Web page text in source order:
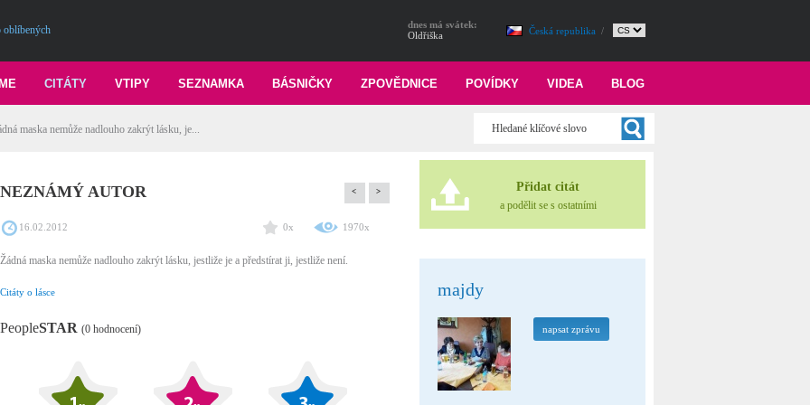
oblíbených Česká republika /
dnes má svátek:
Oldřiška
BLOG
VIDEA
POVÍDKY
ZPOVĚDNICE
BÁSNIČKY
SEZNAMKA
VTIPY
CITÁTY
maska nemůže nadlouho zakrýt lásku, je...
NEZNÁMÝ AUTOR < >
16.02.2012 0x 1970x
Žádná maska nemůže nadlouho zakrýt lásku, jestliže je a předstírat ji, jestliže není.
Citáty o lásce
PeopleSTAR (0 hodnocení)
Přidat citát
a podělit se s ostatními
majdy
napsat zprávu